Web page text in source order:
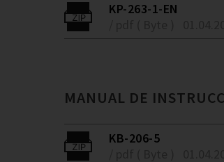
KP-263-1-EN
MANUAL DE
KB-206-5